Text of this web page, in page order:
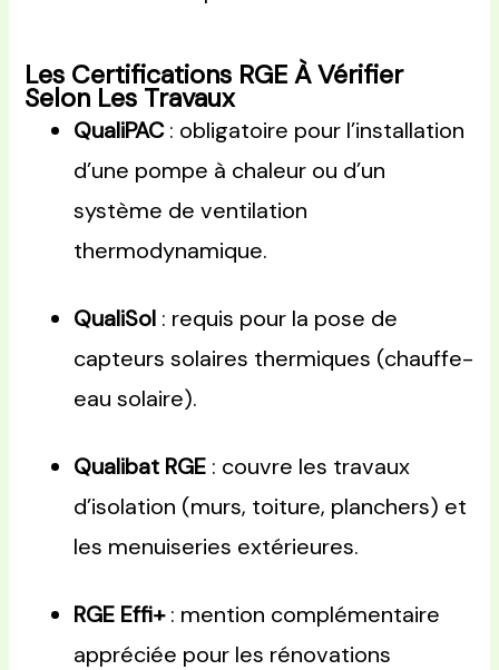
Les Certifications RGE À Vérifier
Selon Les Travaux
QualiPAC: obligatoire pour l’installation
d’une pompe à chaleur ou d’un
système de ventilation
thermodynamique.
QualiSol : requis pour la pose de
capteurs solaires thermiques (chauffe-
eau solaire).
Qualibat RGE : couvre les travaux
d’isolation (murs, toiture, planchers) et
les menuiseries extérieures.
RGE Effi+: mention complémentaire
appréciée pour les rénovations